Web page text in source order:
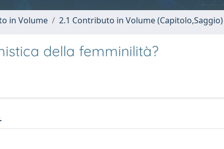
in Volume 2.1 Contributo in Volume (Capitolo,Saggio)
della femminilità?